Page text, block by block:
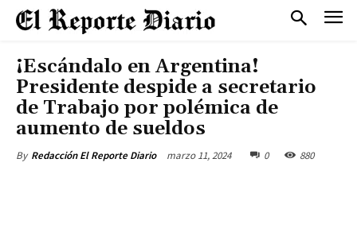
¡Escándalo en Argentina!
Presidente despide a secretario
de Trabajo por polémica de
aumento de sueldos
By Redacción El Reporte Diario marzo 11, 2024 0 880